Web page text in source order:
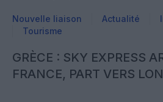
Nouvelle liaison Actualité
Tourisme
GRÈCE : SKY EXPRESS
FRANCE, PART VERS